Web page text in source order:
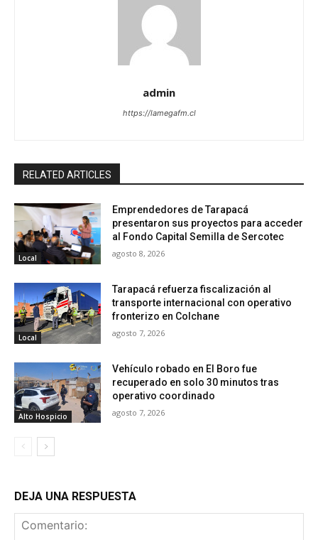
admin
https://lamegafm.cl
RELATED ARTICLES
Local
Emprendedores de Tarapacá
presentaron sus proyectos para acceder
al Fondo Capital Semilla de Sercotec
agosto 8, 2026
Local
Tarapacá refuerza fiscalización al
transporte internacional con operativo
fronterizo en Colchane
agosto 7, 2026
Alto Hospicio
Vehículo robado en El Boro fue
recuperado en solo 30 minutos tras
operativo coordinado
agosto 7, 2026
DEJA UNA RESPUESTA